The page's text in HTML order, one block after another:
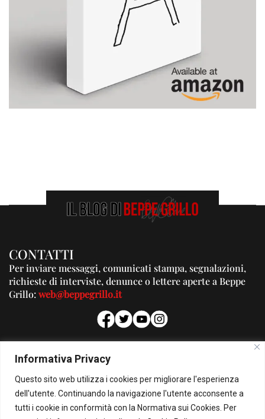
Informativa Privacy
Questo sito web utilizza i cookies per migliorare l'esperienza
dell'utente. Continuando la navigazione l'utente acconsente a
tutti i cookie in conformità con la Normativa sui Cookies. Per
CONTATTI
Per inviare messaggi, comunicati stampa, segnalazioni,
richieste di interviste, denunce o lettere aperte a Beppe
Grillo:web@beppegrillo.it
PUBBLICITA'
Per la tua pubblicità su questo Blog:
pubblicita@beppegrillo.it